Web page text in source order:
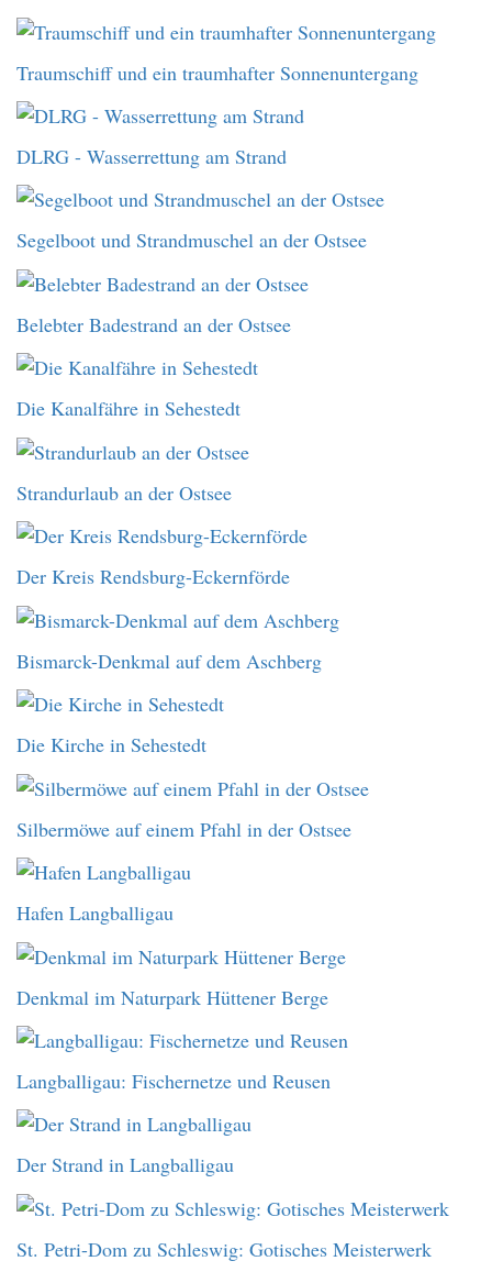
Traumschiff und ein traumhafter Sonnenuntergang
DLRG - Wasserrettung am Strand
Segelboot und Strandmuschel an der Ostsee
Belebter Badestrand an der Ostsee
Die Kanalfähre in Sehestedt
Strandurlaub an der Ostsee
Der Kreis Rendsburg-Eckernförde
Bismarck-Denkmal auf dem Aschberg
Die Kirche in Sehestedt
Silbermöwe auf einem Pfahl in der Ostsee
Hafen Langballigau
Denkmal im Naturpark Hüttener Berge
Langballigau: Fischernetze und Reusen
Der Strand in Langballigau
St. Petri-Dom zu Schleswig: Gotisches Meisterwerk